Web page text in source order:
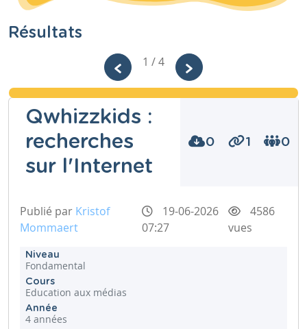
Résultats
1 / 4
Qwhizzkids :
recherches
sur l'Internet
0 1 0
Publié par Kristof
Mommaert
19-06-2026
07:27
4586
vues
Niveau
Fondamental
Cours
Education aux médias
Année
4 années